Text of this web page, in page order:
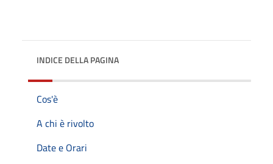
INDICE DELLA PAGINA
Cos'è
A chi è rivolto
Date e Orari